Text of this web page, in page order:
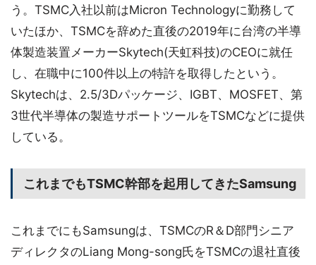
う。TSMC入社以前はMicron Technologyに勤務して
いたほか、TSMCを辞めた直後の2019年に台湾の半導
体製造装置メーカーSkytech(天虹科技)のCEOに就任
し、在職中に100件以上の特許を取得したという。
Skytechは、2.5/3Dパッケージ、IGBT、MOSFET、第
3世代半導体の製造サポートツールをTSMCなどに提供
している。
これまでもTSMC幹部を起用してきたSamsung
これまでにもSamsungは、TSMCのR＆D部門シニア
ディレクタのLiang Mong-song氏をTSMCの退社直後